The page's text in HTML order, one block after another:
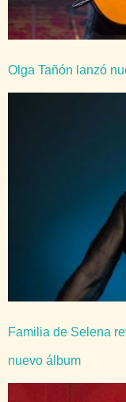
Olga Tañón lanzó
Familia de Selena
nuevo álbum